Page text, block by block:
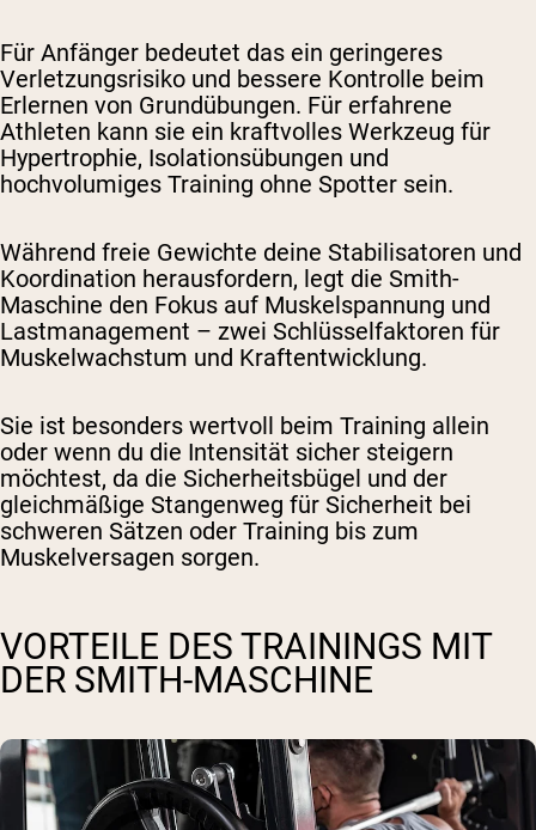
Für Anfänger bedeutet das ein geringeres
Verletzungsrisiko und bessere Kontrolle beim
Erlernen von Grundübungen. Für erfahrene
Athleten kann sie ein kraftvolles Werkzeug für
Hypertrophie, Isolationsübungen und
hochvolumiges Training ohne Spotter sein.
Während freie Gewichte deine Stabilisatoren und
Koordination herausfordern, legt die Smith-
Maschine den Fokus auf Muskelspannung und
Lastmanagement – zwei Schlüsselfaktoren für
Muskelwachstum und Kraftentwicklung.
Sie ist besonders wertvoll beim Training allein
oder wenn du die Intensität sicher steigern
möchtest, da die Sicherheitsbügel und der
gleichmäßige Stangenweg für Sicherheit bei
schweren Sätzen oder Training bis zum
Muskelversagen sorgen.
VORTEILE DES TRAININGS MIT
DER SMITH-MASCHINE